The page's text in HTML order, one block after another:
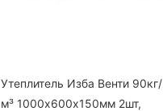
Утеплитель Изба Венти 90кг/
м³ 1000х600х150мм 2шт,